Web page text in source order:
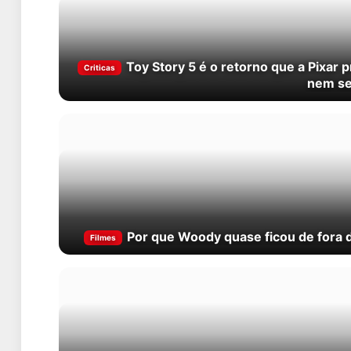
Criticas
Toy Story 5 é o retorno que a Pixar
nem
Filmes Por que Woody quase ficou de fora